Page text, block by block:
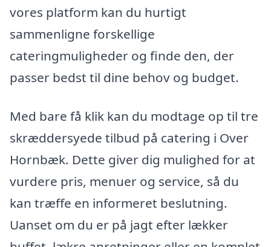
vores platform kan du hurtigt
sammenligne forskellige
cateringmuligheder og finde den, der
passer bedst til dine behov og budget.
Med bare få klik kan du modtage op til tre
skræddersyede tilbud på catering i Over
Hornbæk. Dette giver dig mulighed for at
vurdere pris, menuer og service, så du
kan træffe en informeret beslutning.
Uanset om du er på jagt efter lækker